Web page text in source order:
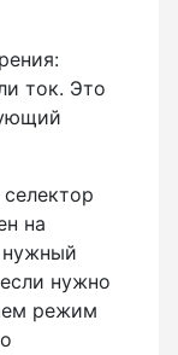
ток. Это
на
нужный
нужно
режим